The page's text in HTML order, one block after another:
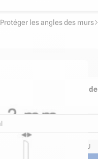
Protéger les angles des murs
collage puissant et joints de
de mastic par profilé en U